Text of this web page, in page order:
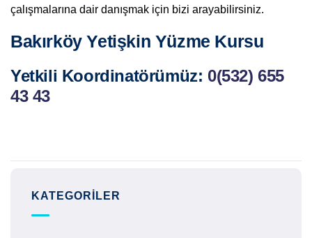
çalışmalarına dair danışmak için bizi arayabilirsiniz.
Bakırköy Yetişkin Yüzme Kursu
Yetkili Koordinatörümüz: 0(532) 655
43 43
KATEGORILER